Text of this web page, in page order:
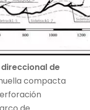
de
compacta